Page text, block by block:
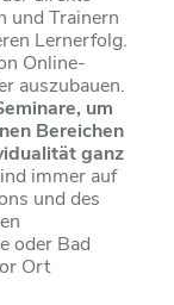
und Trainern
Lernerfolg.
Online-
auszubauen.
um
Bereichen
ganz
immer auf
und des
oder Bad
Ort